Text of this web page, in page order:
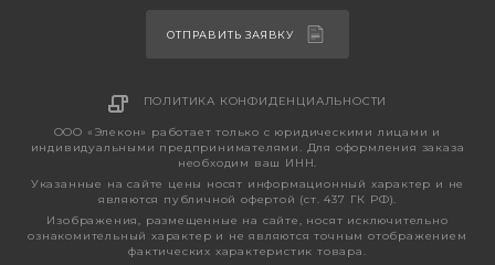
ОТПРАВИТЬ ЗАЯВКУ
ПОЛИТИКА КОНФИДЕНЦИАЛЬНОСТИ
ООО «Элекон» работает только с юридическими лицами и
индивидуальными предпринимателями. Для оформления заказа
необходим ваш ИНН.
Указанные на сайте цены носят информационный характер и не
являются публичной офертой (ст. 437 ГК РФ).
Изображения, размещенные на сайте, носят исключительно
ознакомительный характер и не являются точным отображением
фактических характеристик товара.